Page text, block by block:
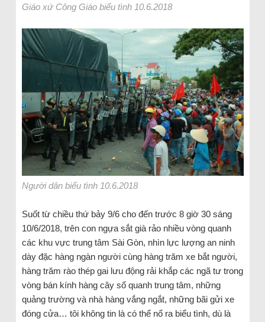
Giáo xứ Công Giáo biểu tình 10.6.2018
Người dân biểu tình 10.6.2018
Suốt từ chiều thứ bảy 9/6 cho đến trước 8 giờ 30 sáng
10/6/2018, trên con ngựa sắt già rảo nhiều vòng quanh
các khu vực trung tâm Sài Gòn, nhìn lực lượng an ninh
dày đặc hàng ngàn người cùng hàng trăm xe bắt người,
hàng trăm rào thép gai lưu động rải khắp các ngã tư trong
vòng bán kính hàng cây số quanh trung tâm, những
quảng trường và nhà hàng vắng ngắt, những bãi gửi xe
đóng cửa… tôi không tin là có thể nổ ra biểu tình, dù là